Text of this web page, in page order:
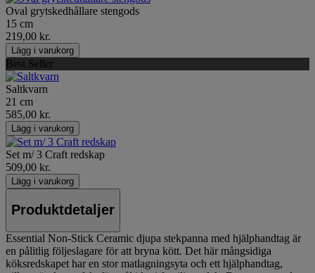
Oval grytskedhållare stengods
15 cm
219,00 kr.
Lägg i varukorg
Best Seller
Saltkvarn
21 cm
585,00 kr.
Lägg i varukorg
Set m/ 3 Craft redskap
509,00 kr.
Lägg i varukorg
Produktdetaljer
Essential Non-Stick Ceramic djupa stekpanna med hjälphandtag är
en pålitlig följeslagare för att bryna kött. Det här mångsidiga
köksredskapet har en stor matlagningsyta och ett hjälphandtag,